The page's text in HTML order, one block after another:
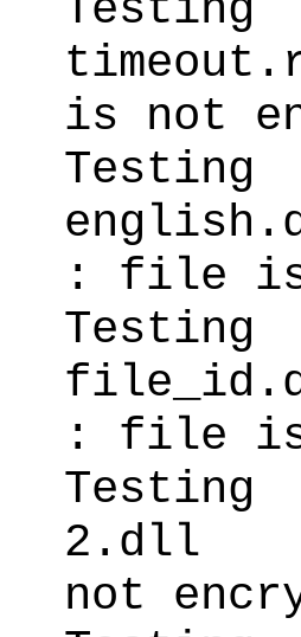
is not
: file is
: file is
not